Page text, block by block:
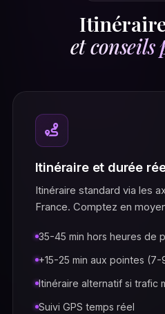
et conseils
Itinéraire et durée
Itinéraire standard via les
France. Comptez en
35-45 min hors heures de
+15-25 min aux pointes (7-
Itinéraire alternatif si trafic
Suivi GPS temps réel